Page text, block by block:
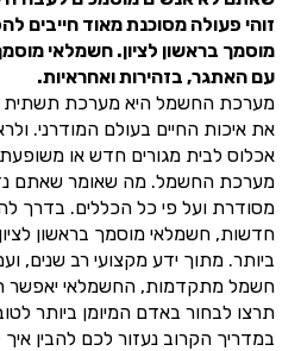
זוהי פעולה מסוכנת מאוד חייבים
מוסמך בראשון לציון. חשמלאי
עם האתגר, בזהירות ואחראיות.
מערכת החשמל היא מערכת תשתית
את איכות החיים בעולם המודרני.
אכלוס לבית מגורים חדש או
מערכת החשמל. מה שאומר שאתם
מסודרת ועל פי כל הכללים. בדרך
חדשות, חשמלאי מוסמך בראשון
ביותר. מתוך ידע מקצועי רב שנים,
חשמל מתקדמות, החשמלאי יאפשר
תרצו לבחור באדם המיומן ביותר
במדריך הקרוב נעזור לכם להבין